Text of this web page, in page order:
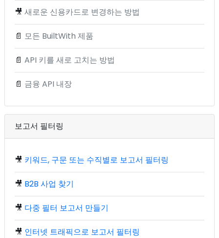
🎥 새로운 신용카드로 변경하는 방법
📄 모든 BuiltWith 제품
📄 API 키를 새로 고치는 방법
📄 금융 API 내장
보고서 필터링
🎥 키워드, 구문 또는 수직별로 보고서 필터링
🎥 B2B 사업 찾기
🎥 다중 필터 보고서 만들기
🎥 인터넷 트래픽으로 보고서 필터링